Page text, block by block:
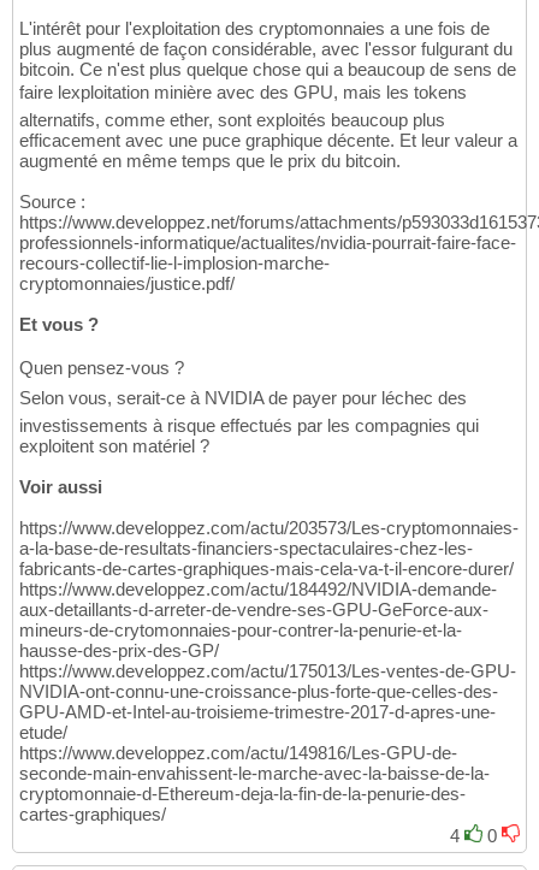
L'intérêt pour l'exploitation des cryptomonnaies a une fois de
plus augmenté de façon considérable, avec l'essor fulgurant du
bitcoin. Ce n'est plus quelque chose qui a beaucoup de sens de
faire lexploitation minière avec des GPU, mais les tokens
alternatifs, comme ether, sont exploités beaucoup plus
efficacement avec une puce graphique décente. Et leur valeur a
augmenté en même temps que le prix du bitcoin.
Source :
https://www.developpez.net/forums/attachments/
professionnels-informatique/actualites/nvidia-pourrait-faire-face-
recours-collectif-lie-l-implosion-marche-
cryptomonnaies/justice.pdf/
Et vous ?
Quen pensez-vous ?
Selon vous, serait-ce à NVIDIA de payer pour léchec des
investissements à risque effectués par les compagnies qui
exploitent son matériel ?
Voir aussi
https://www.developpez.com/actu/203573/Les-cryptomonnaies-
a-la-base-de-resultats-financiers-spectaculaires-chez-les-
fabricants-de-cartes-graphiques-mais-cela-va-t-il-encore-durer/
https://www.developpez.com/actu/184492/NVIDIA-demande-
aux-detaillants-d-arreter-de-vendre-ses-GPU-GeForce-aux-
mineurs-de-crytomonnaies-pour-contrer-la-penurie-et-la-
hausse-des-prix-des-GP/
https://www.developpez.com/actu/175013/Les-ventes-de-GPU-
NVIDIA-ont-connu-une-croissance-plus-forte-que-celles-des-
GPU-AMD-et-Intel-au-troisieme-trimestre-2017-d-apres-une-
etude/
https://www.developpez.com/actu/149816/Les-GPU-de-
seconde-main-envahissent-le-marche-avec-la-baisse-de-la-
cryptomonnaie-d-Ethereum-deja-la-fin-de-la-penurie-des-
cartes-graphiques/
4
0